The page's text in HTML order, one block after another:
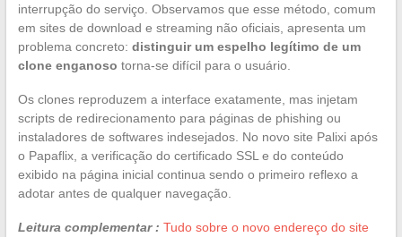
interrupção do serviço. Observamos que esse método, comum
em sites de download e streaming não oficiais, apresenta um
problema concreto: distinguir um espelho legítimo de um
clone enganoso torna-se difícil para o usuário.
Os clones reproduzem a interface exatamente, mas injetam
scripts de redirecionamento para páginas de phishing ou
instaladores de softwares indesejados. No novo site Palixi após
o Papaflix, a verificação do certificado SSL e do conteúdo
exibido na página inicial continua sendo o primeiro reflexo a
adotar antes de qualquer navegação.
Leitura complementar : Tudo sobre o novo endereço do site